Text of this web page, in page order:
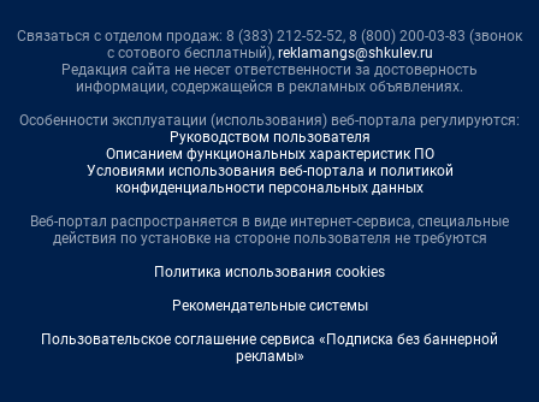
Связаться с отделом продаж: 8 (383) 212-52-52, 8 (800) 200-03-83 (звонок
с сотового бесплатный), reklamangs@shkulev.ru
Редакция сайта не несет ответственности за достоверность
информации, содержащейся в рекламных объявлениях.
Особенности эксплуатации (использования) веб-портала регулируются:
Руководством пользователя
Описанием функциональных характеристик ПО
Условиями использования веб-портала и политикой
конфиденциальности персональных данных
Веб-портал распространяется в виде интернет-сервиса, специальные
действия по установке на стороне пользователя не требуются
Политика использования cookies
Рекомендательные системы
Пользовательское соглашение сервиса «Подписка без баннерной
рекламы»